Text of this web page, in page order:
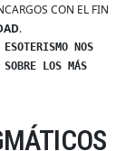
CON EL FIN
.
NOS
LOS MÁS